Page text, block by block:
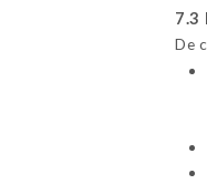
7.3
De